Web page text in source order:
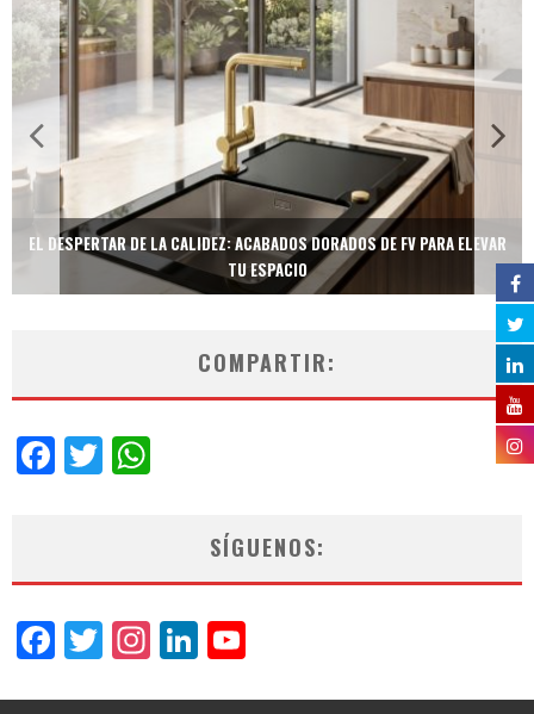
EL DESPERTAR DE LA CALIDEZ: ACABADOS DORADOS DE FV PARA ELEVAR
TU ESPACIO
COMPARTIR:
Facebook
Twitter
SÍGUENOS:
Facebook
Twitter
Instagram
LinkedIn